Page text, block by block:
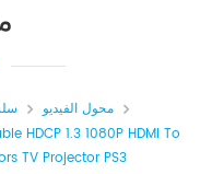
محول الفيديو
TV Projector PS3